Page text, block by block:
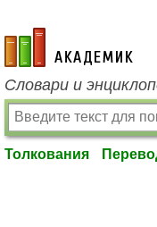
academic.ru
Словари и
Толкования